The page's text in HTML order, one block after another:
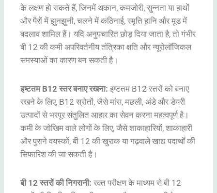
के लक्षण हो सकते हैं, जिनमें थकान, कमजोरी, सुन्नता या हाथों
और पैरों में झुनझुनी, चलने में कठिनाई, स्मृति हानि और मूड में
बदलाव शामिल हैं। यदि अनुपचारित छोड़ दिया जाता है, तो गंभीर
बी 12 की कमी अपरिवर्तनीय तंत्रिका क्षति और न्यूरोलॉजिकल
समस्याओं का कारण बन सकती है।
इष्टतम B12 स्तर बनाए रखना: इष्टतम B12 स्तरों को बनाए
रखने के लिए, B12 स्रोतों, जैसे मांस, मछली, अंडे और डेयरी
उत्पादों से भरपूर संतुलित आहार का सेवन करना महत्वपूर्ण है।
कमी के जोखिम वाले लोगों के लिए, जैसे शाकाहारियों, शाकाहारी
और पुराने वयस्कों, बी 12 की खुराक या गढ़वाले खाद्य पदार्थों की
सिफारिश की जा सकती है।
बी 12 स्तरों की निगरानी: रक्त परीक्षण के माध्यम से बी 12